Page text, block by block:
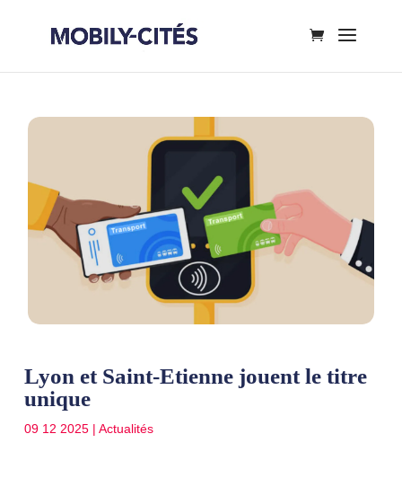
Lyon et Saint-Etienne jouent le titre
unique
09 12 2025| Actualités